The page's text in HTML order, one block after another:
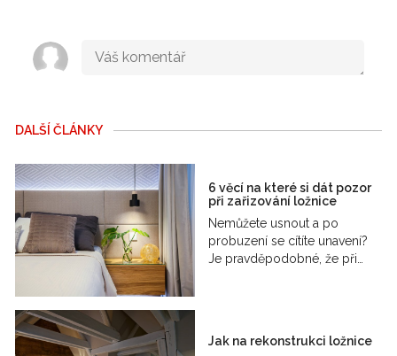
DALŠÍ ČLÁNKY
6 věcí na které si dát pozor
při zařizování ložnice
Nemůžete usnout a po
probuzení se cítíte unavení?
Je pravděpodobné, že při…
Jak na rekonstrukci ložnice